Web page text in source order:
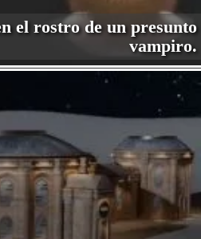
el rostro de un presunto
vampiro.